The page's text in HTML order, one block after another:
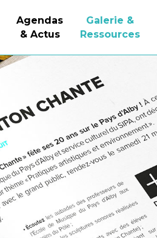
Agendas
& Actus
Galerie &
Ressources